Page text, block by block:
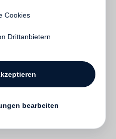
Cookies
Drittanbietern
bearbeiten